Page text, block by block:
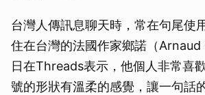
台灣人傳訊息聊天時，常在句尾使
住在台灣的法國作家鄉諾（
日在Threads表示，他個人非常喜
號的形狀有溫柔的感覺，讓一句話